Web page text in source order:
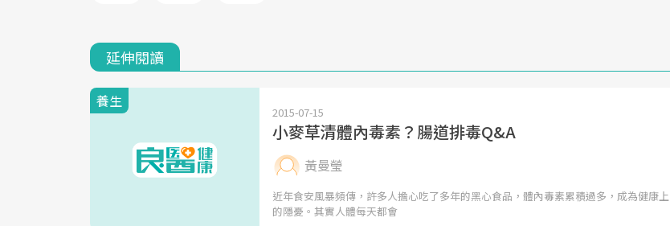
延伸閱讀
養生
2015-07-15
小麥草清體內毒素？腸道排毒Q&A
黃曼瑩
近年食安風暴頻傳，許多人擔心吃了多年的黑心食品，體內毒素累積過多，成為健康上
的隱憂。其實人體每天都會